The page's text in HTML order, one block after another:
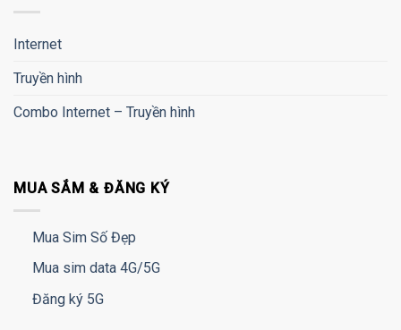
Internet
Truyền hình
Combo Internet – Truyền hình
MUA SẮM & ĐĂNG KÝ
Mua Sim Số Đẹp
Mua sim data 4G/5G
Đăng ký 5G